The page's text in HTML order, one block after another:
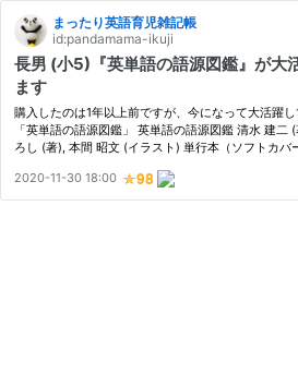
まったり英語育児雑記帳
id:pandamama-ikuji
長男 (小5)『英単語の語源図鑑』が大
ます
購入したのは1年以上前ですが、今になって大活躍し
「英単語の語源図鑑」 英単語の語源図鑑 清水 建二
ろし (著), 本間 昭文 (イラスト) 単行本（ソフトカバ
式に単語が覚えられるという本。 いわば英単語の解
2020-11-30 18:00